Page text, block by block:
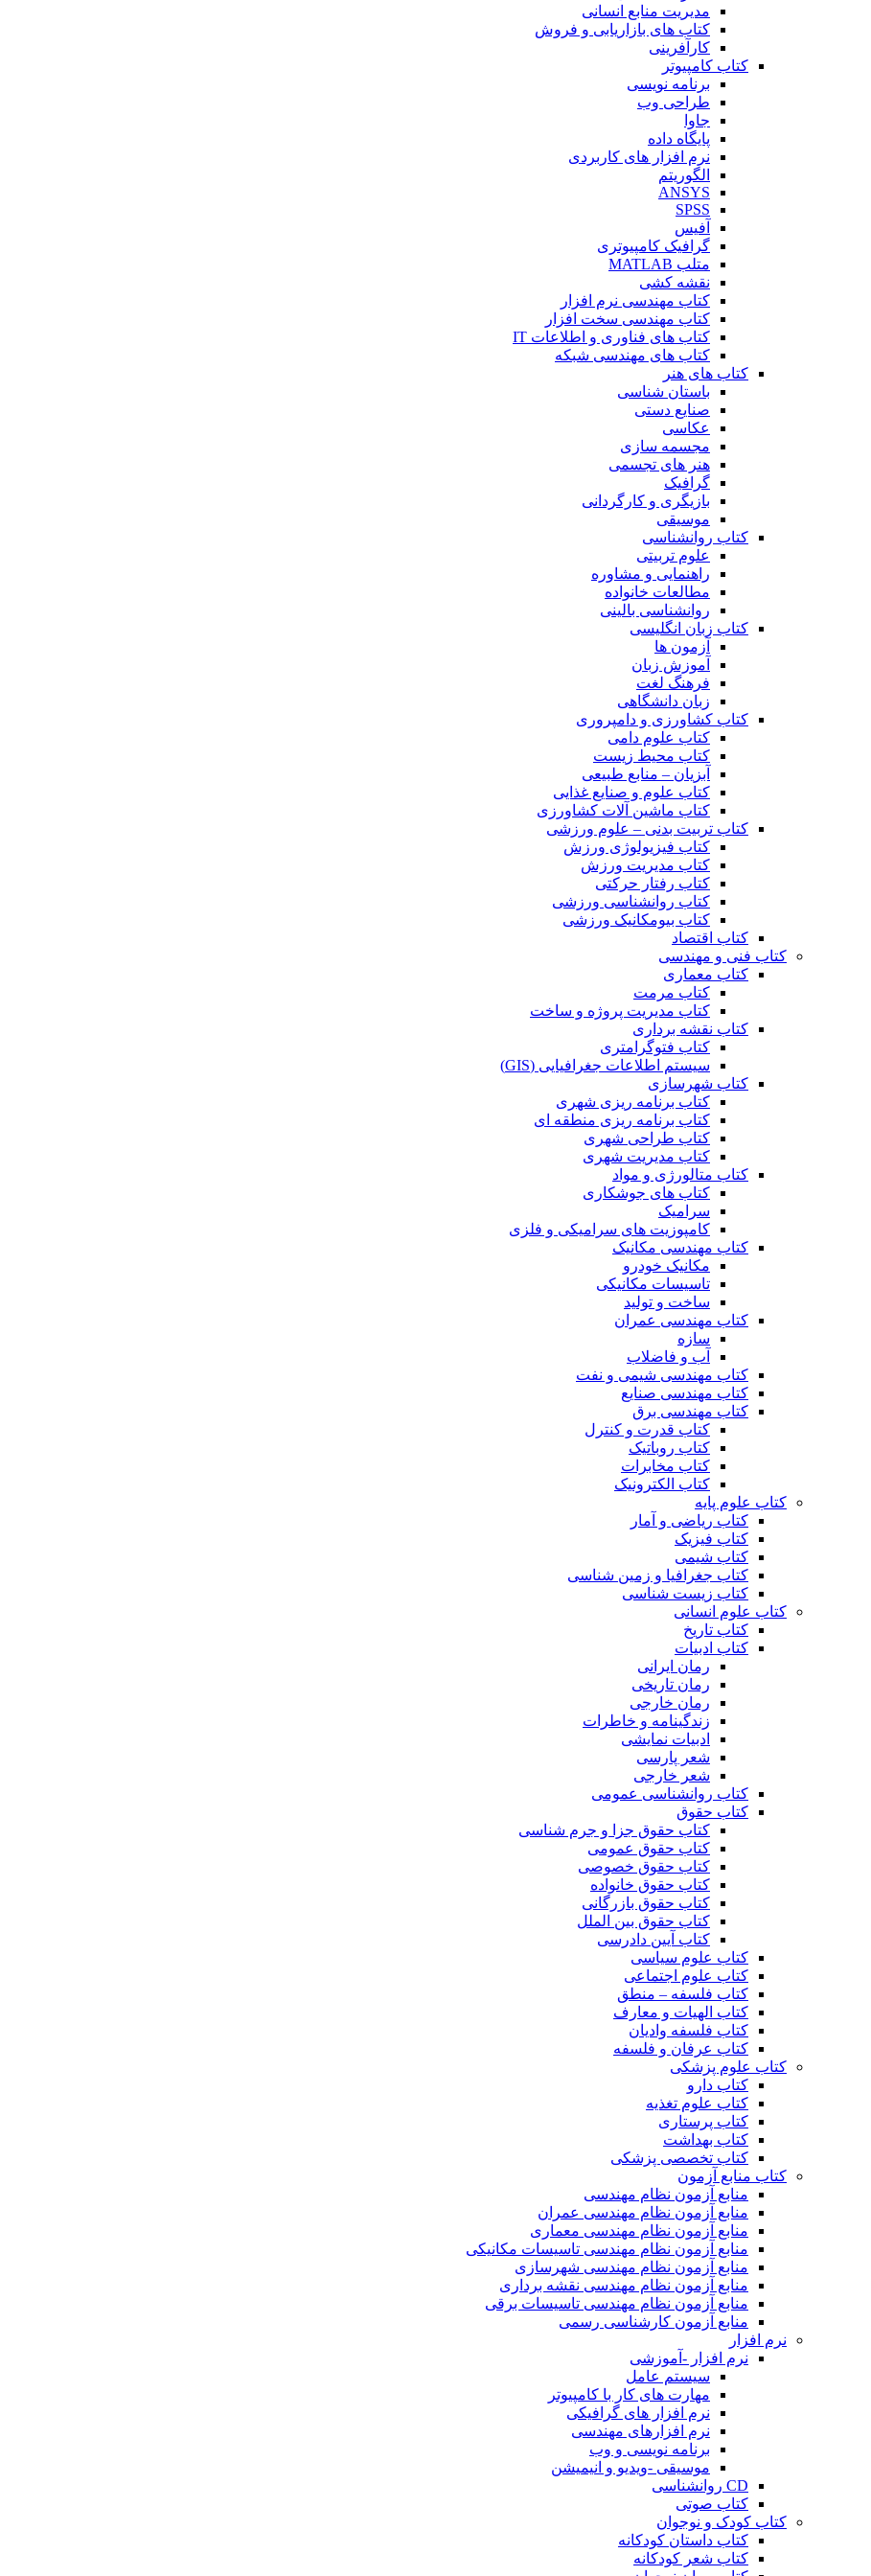
مدیریت منابع انسانی
کتاب های بازاریابی و فروش
کارآفرینی
کتاب کامپیوتر
برنامه نویسی
طراحی وب
جاوا
پایگاه داده
نرم افزار های کاربردی
الگوریتم
ANSYS
SPSS
آفیس
گرافیک کامپیوتری
متلب MATLAB
نقشه کشی
کتاب مهندسی نرم افزار
کتاب مهندسی سخت افزار
کتاب های فناوری و اطلاعات IT
کتاب های مهندسی شبکه
کتاب های هنر
باستان شناسی
صنایع دستی
عکاسی
مجسمه سازی
هنر های تجسمی
گرافیک
بازیگری و کارگردانی
موسیقی
کتاب روانشناسی
علوم تربیتی
راهنمایی و مشاوره
مطالعات خانواده
روانشناسی بالینی
کتاب زبان انگلیسی
آزمون ها
آموزش زبان
فرهنگ لغت
زبان دانشگاهی
کتاب کشاورزی و دامپروری
کتاب علوم دامی
کتاب محیط زیست
آبزیان – منابع طبیعی
کتاب علوم و صنایع غذایی
کتاب ماشین آلات کشاورزی
کتاب تربیت بدنی – علوم ورزشی
کتاب فیزیولوژی ورزش
کتاب مدیریت ورزش
کتاب رفتار حرکتی
کتاب روانشناسی ورزشی
کتاب بیومکانیک ورزشی
کتاب اقتصاد
کتاب فنی و مهندسی
کتاب معماری
کتاب مرمت
کتاب مدیریت پروژه و ساخت
کتاب نقشه برداری
کتاب فتوگرامتری
سیستم اطلاعات جغرافیایی (GIS)
کتاب شهرسازی
کتاب برنامه ریزی شهری
کتاب برنامه ریزی منطقه ای
کتاب طراحی شهری
کتاب مدیریت شهری
کتاب متالورژی و مواد
کتاب های جوشکاری
سرامیک
کامپوزیت های سرامیکی و فلزی
کتاب مهندسی مکانیک
مکانیک خودرو
تاسیسات مکانیکی
ساخت و تولید
کتاب مهندسی عمران
سازه
آب و فاضلاب
کتاب مهندسی شیمی و نفت
کتاب مهندسی صنایع
کتاب مهندسی برق
کتاب قدرت و کنترل
کتاب روباتیک
کتاب مخابرات
کتاب الکترونیک
کتاب علوم پایه
کتاب ریاضی و آمار
کتاب فیزیک
کتاب شیمی
کتاب جغرافیا و زمین شناسی
کتاب زیست شناسی
کتاب علوم انسانی
کتاب تاریخ
کتاب ادبیات
رمان ایرانی
رمان تاریخی
رمان خارجی
زندگینامه و خاطرات
ادبیات نمایشی
شعر پارسی
شعر خارجی
کتاب روانشناسی عمومی
کتاب حقوق
کتاب حقوق جزا و جرم شناسی
کتاب حقوق عمومی
کتاب حقوق خصوصی
کتاب حقوق خانواده
کتاب حقوق بازرگانی
کتاب حقوق بین الملل
کتاب آیین دادرسی
کتاب علوم سیاسی
کتاب علوم اجتماعی
کتاب فلسفه – منطق
کتاب الهیات و معارف
کتاب فلسفه وادیان
کتاب عرفان و فلسفه
کتاب علوم پزشکی
کتاب دارو
کتاب علوم تغذیه
کتاب پرستاری
کتاب بهداشت
کتاب تخصصی پزشکی
کتاب منابع آزمون
منابع آزمون نظام مهندسی
منابع آزمون نظام مهندسی عمران
منابع آزمون نظام مهندسی معماری
منابع آزمون نظام مهندسی تاسیسات مکانیکی
منابع آزمون نظام مهندسی شهرسازی
منابع آزمون نظام مهندسی نقشه برداری
منابع آزمون نظام مهندسی تاسیسات برقی
منابع آزمون کارشناسی رسمی
نرم افزار
نرم افزار -آموزشی
سیستم عامل
مهارت های کار با کامپیوتر
نرم افزار های گرافیکی
نرم افزارهای مهندسی
برنامه نویسی و وب
موسیقی -ویدیو و انیمیشن
CD روانشناسی
کتاب صوتی
کتاب کودک و نوجوان
کتاب داستان کودکانه
کتاب شعر کودکانه